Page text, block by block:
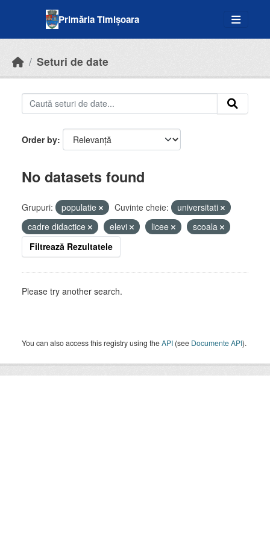
Primăria Timișoara
Seturi de date
Order by
No datasets found
Grupuri: populatie Cuvinte cheie:
universitati
cadre didactice
elevi licee
scoala
Filtrează Rezultatele
Please try another search.
You can also access this registry using theAPI (see Documente API).